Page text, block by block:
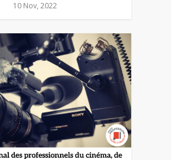
10 Nov, 2022